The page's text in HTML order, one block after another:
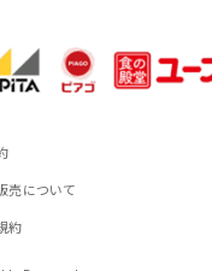
売について
約